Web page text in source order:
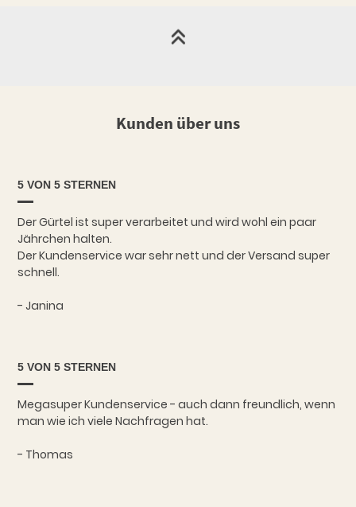
Kunden über uns
5 VON 5 STERNEN
Der Gürtel ist super verarbeitet und wird wohl ein paar
Jährchen halten.
Der Kundenservice war sehr nett und der Versand super
schnell.
- Janina
5 VON 5 STERNEN
Megasuper Kundenservice - auch dann freundlich, wenn
man wie ich viele Nachfragen hat.
- Thomas